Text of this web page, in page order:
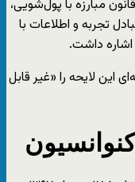
مبارزه با پول‌شویی،
تجربه و اطلاعات با
اشاره داشت.
این لایحه را «غیر قابل